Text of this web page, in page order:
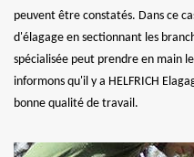
peuvent être constatés. Dans ce
d'élagage en sectionnant les
spécialisée peut prendre en main
informons qu'il y a HELFRICH
bonne qualité de travail.